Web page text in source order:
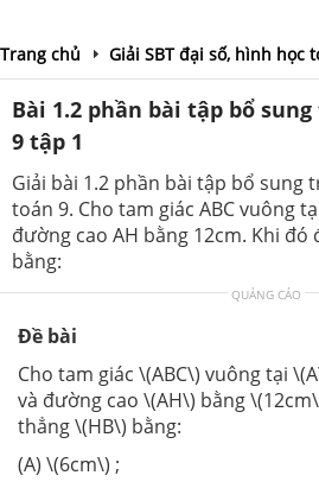
Trang chủ Giải SBT đại số, hình học
Bài 1.2 phần bài tập bổ sung
9 tập 1
Giải bài 1.2 phần bài tập bổ sung
toán 9. Cho tam giác ABC vuông
đường cao AH bằng 12cm. Khi đó
bằng:
QUẢNG CÁO
Đề bài
Cho tam giác \(ABC\) vuông tại
và đường cao \(AH\) bằng
thẳng \(HB\) bằng:
(A) \(6cm\) ;